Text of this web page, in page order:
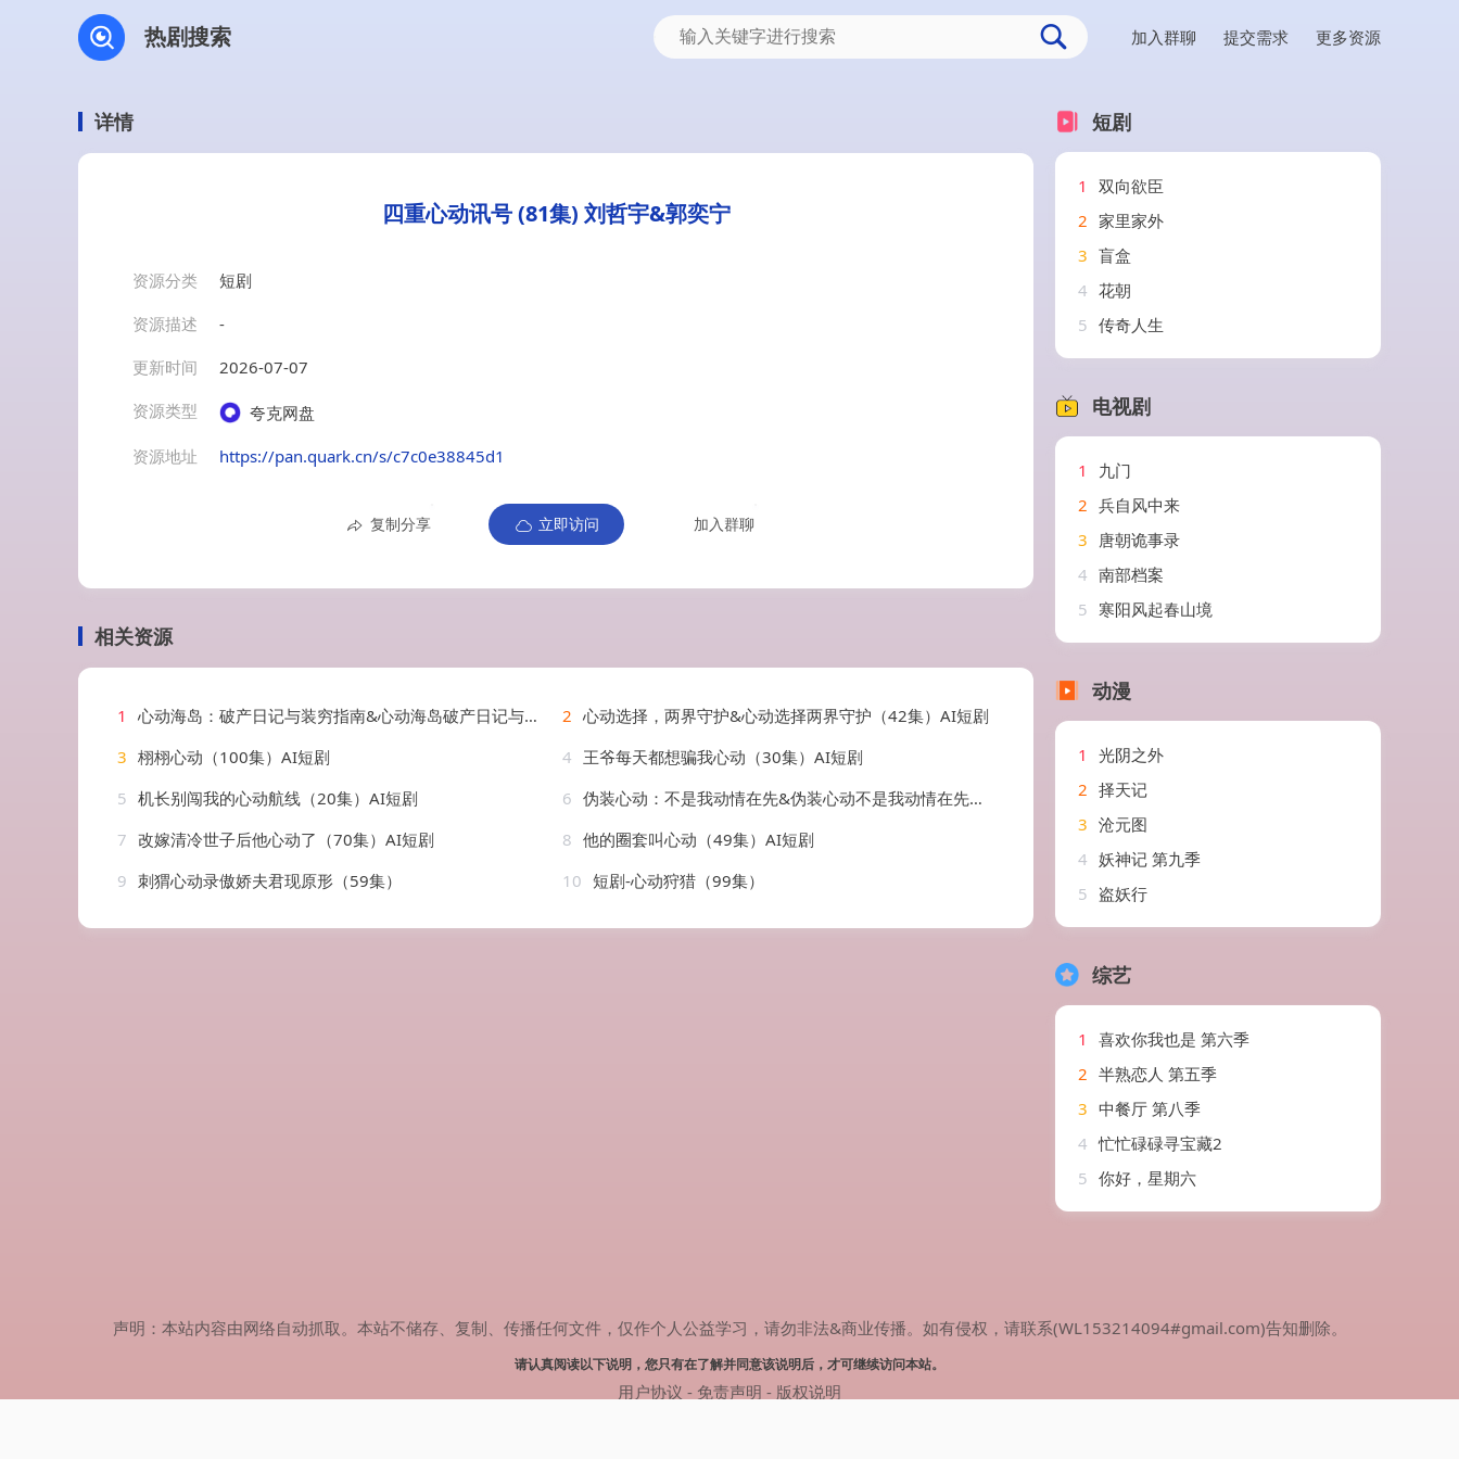
热剧搜索 加入群聊 提交需求 更多资源
详情
四重心动讯号 (81集) 刘哲宇&郭奕宁
资源分类
短剧
资源描述
-
更新时间
2026-07-07
资源类型
夸克网盘
资源地址
https://pan.quark.cn/s/c7c0e38845d1
复制分享 立即访问 加入群聊
相关资源
1 心动海岛：破产日记与装穷指南&心动海岛破产日记与装穷指南（54集）AI短剧 2 心动选择，两界守护&心动选择两界守护（42集）AI短剧
3 栩栩心动（100集）AI短剧 4 王爷每天都想骗我心动（30集）AI短剧
5 机长别闯我的心动航线（20集）AI短剧 6 伪装心动：不是我动情在先&伪装心动不是我动情在先（82集）AI短剧
7 改嫁清冷世子后他心动了（70集）AI短剧 8 他的圈套叫心动（49集）AI短剧
9 刺猬心动录傲娇夫君现原形（59集） 10 短剧-心动狩猎（99集）
短剧
1
双向欲臣
2 家里家外
3 盲盒
4 花朝
5 传奇人生
电视剧
1
九门
2 兵自风中来
3 唐朝诡事录
4 南部档案
5 寒阳风起春山境
动漫
1
光阴之外
2 择天记
3 沧元图
4 妖神记 第九季
5 盗妖行
综艺
1
喜欢你我也是 第六季
2 半熟恋人 第五季
3 中餐厅 第八季
4 忙忙碌碌寻宝藏2
5 你好，星期六
声明：本站内容由网络自动抓取。本站不储存、复制、传播任何文件，仅作个人公益学习，请勿非法&商业传播。如有侵权，请联系(WL153214094#gmail.com)告知删除。
请认真阅读以下说明，您只有在了解并同意该说明后，才可继续访问本站。
用户协议 - 免责声明 - 版权说明